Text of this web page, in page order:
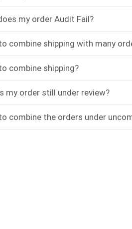
my order Audit Fail?
combine shipping with many
combine shipping?
my order still under review?
combine the orders under